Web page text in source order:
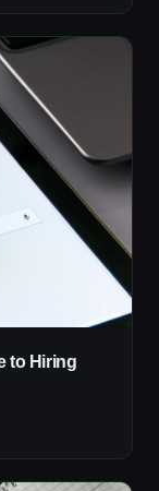
to Hiring